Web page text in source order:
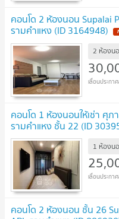
คอนโด 2 ห้องนอน Supalai
รามคำแหง (ID 3164948)
2 ห้องน
คอนโด 1 ห้องนอนให้เช่า ศุ
รามคำแหง ชั้น 22 (ID
1 ห้องน
คอนโด 2 ห้องนอน ชั้น 26